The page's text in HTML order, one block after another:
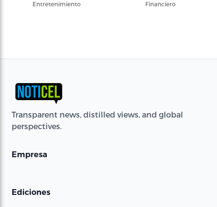
Entretenimiento
Financiero
Transparent news, distilled views, and global
perspectives.
Empresa
Ediciones